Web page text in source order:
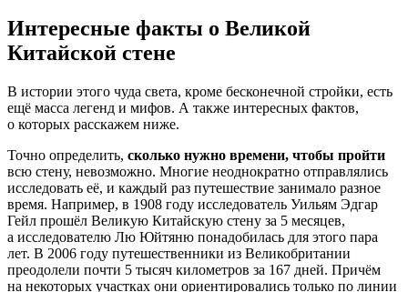
Интересные факты о Великой
Китайской стене
В истории этого чуда света, кроме бесконечной стройки, есть
ещё масса легенд и мифов. А также интересных фактов,
о которых расскажем ниже.
Точно определить, сколько нужно времени, чтобы пройти
всю стену, невозможно. Многие неоднократно отправлялись
исследовать её, и каждый раз путешествие занимало разное
время. Например, в 1908 году исследователь Уильям Эдгар
Гейл прошёл Великую Китайскую стену за 5 месяцев,
а исследователю Лю Юйтяню понадобилась для этого пара
лет. В 2006 году путешественники из Великобритании
преодолели почти 5 тысяч километров за 167 дней. Причём
на некоторых участках они ориентировались только по линии